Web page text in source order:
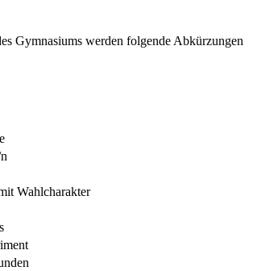
Gymnasiums werden folgende Abkürzungen
Wahlcharakter